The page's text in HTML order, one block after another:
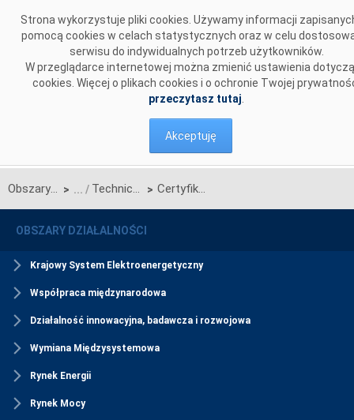
Strona wykorzystuje pliki cookies. Używamy informacji
pomocą cookies w celach statystycznych oraz w celu
serwisu do indywidualnych potrzeb użytkowników.
W przeglądarce internetowej można zmienić ustawienia
cookies. Więcej o plikach cookies i o ochronie Twojej
przeczytasz tutaj
Akceptuję
Obszary działalności > Techniczne Standardy Systemów > Certyfikacja
OBSZARY DZIAŁALNOŚCI
Krajowy System Elektroenergetyczny
Współpraca międzynarodowa
Działalność innowacyjna, badawcza i rozwojowa
Wymiana Międzysystemowa
Rynek Energii
Rynek Mocy